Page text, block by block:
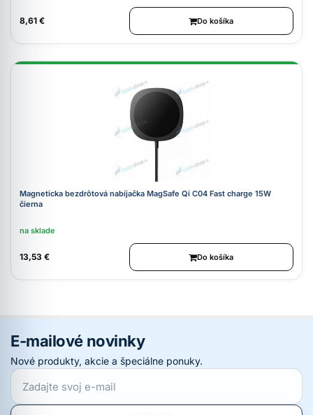
8,61 € Do košíka
Magneticka bezdrôtová nabíjačka MagSafe Qi C04 Fast charge 15W
čierna
na sklade
13,53 € Do košíka
E-mailové novinky
Nové produkty, akcie a špeciálne ponuky.